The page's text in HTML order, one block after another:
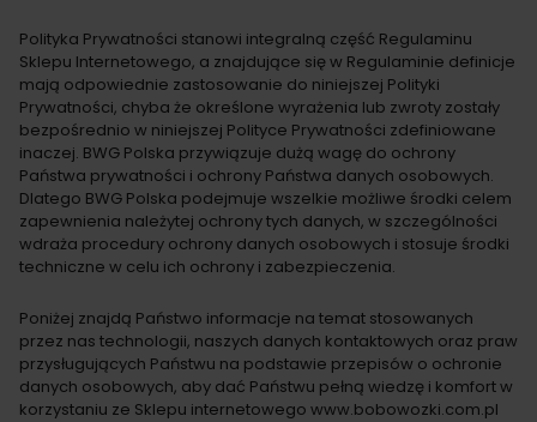
Polityka Prywatności stanowi integralną część Regulaminu
Sklepu Internetowego, a znajdujące się w Regulaminie definicje
mają odpowiednie zastosowanie do niniejszej Polityki
Prywatności, chyba że określone wyrażenia lub zwroty zostały
bezpośrednio w niniejszej Polityce Prywatności zdefiniowane
inaczej. BWG Polska przywiązuje dużą wagę do ochrony
Państwa prywatności i ochrony Państwa danych osobowych.
Dlatego BWG Polska podejmuje wszelkie możliwe środki celem
zapewnienia należytej ochrony tych danych, w szczególności
wdraża procedury ochrony danych osobowych i stosuje środki
techniczne w celu ich ochrony i zabezpieczenia.
Poniżej znajdą Państwo informacje na temat stosowanych
przez nas technologii, naszych danych kontaktowych oraz praw
przysługujących Państwu na podstawie przepisów o ochronie
danych osobowych, aby dać Państwu pełną wiedzę i komfort w
korzystaniu ze Sklepu internetowego www.bobowozki.com.pl